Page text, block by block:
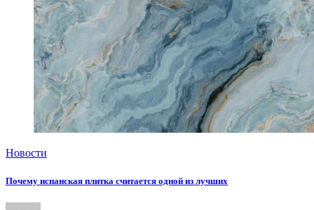
Новости
Почему испанская плитка считается одной из лучших